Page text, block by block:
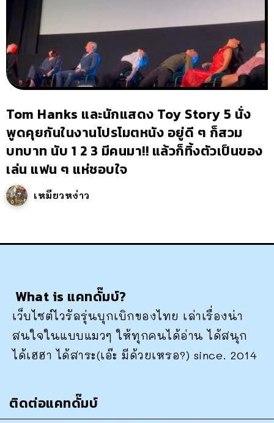
Tom Hanks และนักแสดง Toy Story 5 นั่ง
พูดคุยกันในงานโปรโมตหนัง อยู่ดี ๆ ก็สวม
บทบาท นับ 1 2 3 มีคนมา!! แล้วก็ทิ้งตัวเป็นของ
เล่น แฟน ๆ แห่ชอบใจ
เหมียวหง่าว
What is แคทดั๊มบ์?
เว็บไซต์ไวรัลรุ่นบุกเบิกของไทย เล่าเรื่องน่า
สนใจในแบบแมวๆ ให้ทุกคนได้อ่าน ได้สนุก
ได้เฮฮา ได้สาระ(เอ๊ะ มีด้วยเหรอ?) since. 2014
ติดต่อแคทดั๊มบ์